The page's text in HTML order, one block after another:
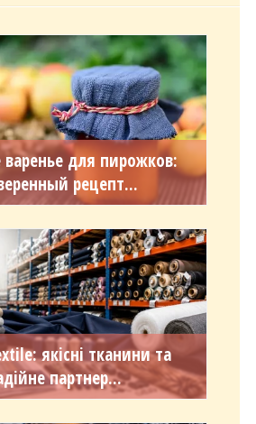
для пирожков:
рецепт...
якісні тканини та
партнер...